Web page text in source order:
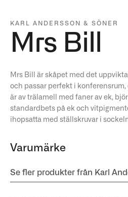
KARL ANDERSSON & SÖNER
Mrs Bill
Mrs Bill är skåpet med det
och passar perfekt i
är av trälamell med faner av ek,
standardbets på ek och
ihopsatta med ställskruvar i
Varumärke
Se fler produkter från Karl